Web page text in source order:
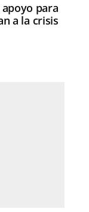
para
a la crisis